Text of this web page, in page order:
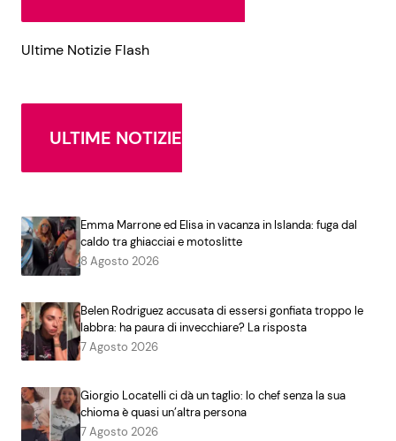
Ultime Notizie Flash
ULTIME NOTIZIE
Emma Marrone ed Elisa in vacanza in Islanda: fuga dal
caldo tra ghiacciai e motoslitte
8 Agosto 2026
Belen Rodriguez accusata di essersi gonfiata troppo le
labbra: ha paura di invecchiare? La risposta
7 Agosto 2026
Giorgio Locatelli ci dà un taglio: lo chef senza la sua
chioma è quasi un’altra persona
7 Agosto 2026